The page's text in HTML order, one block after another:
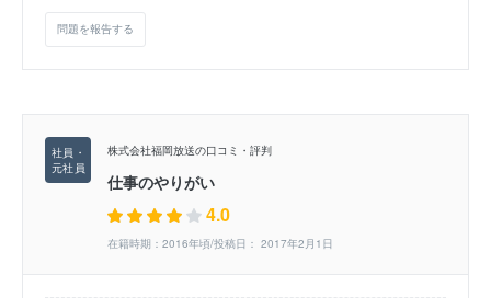
問題を報告する
株式会社福岡放送の口コミ・評判
仕事のやりがい
4.0
在籍時期：2016年頃/投稿日： 2017年2月1日